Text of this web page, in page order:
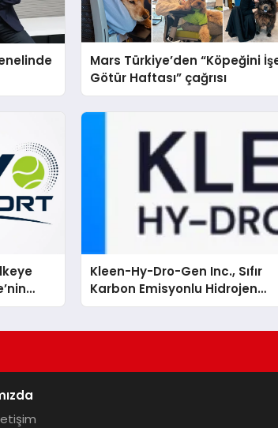
Mars Türkiye’den “Köpeğini
Götür Haftası” çağrısı
Kleen-Hy-Dro-Gen Inc., Sıfır
Karbon Emisyonlu Hidrojen
Isıtma Teknolojisinde ISO ve